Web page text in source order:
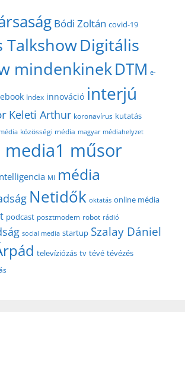
Bódi Zoltán covid-19
TalkshowDigitális
mindenkinekDTM e-
Index innováció interjú
Keleti Arthur koronavírus kutatás
közösségi média magyar médiahelyzet
media1 műsor
MI média
Netidők oktatás online média
podcast posztmodem robot rádió
social media startup Szalay Dániel
televíziózás tv tévé tévézés